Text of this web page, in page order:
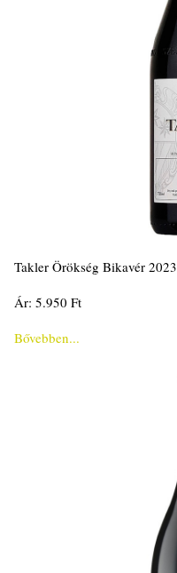
Takler Örökség Bikavér 2023
Ár: 5.950 Ft
Bővebben...